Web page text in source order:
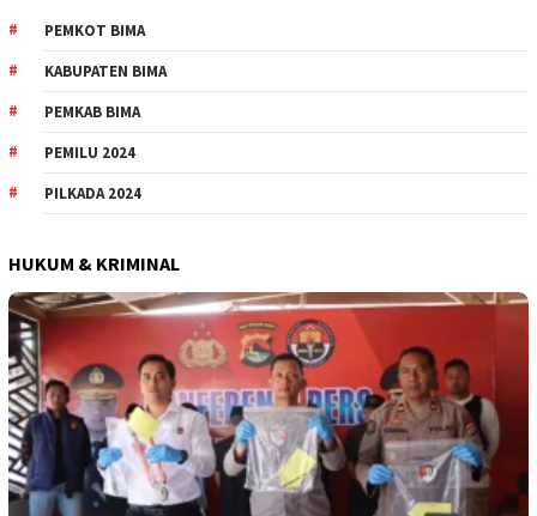
PEMKOT BIMA
KABUPATEN BIMA
PEMKAB BIMA
PEMILU 2024
PILKADA 2024
HUKUM & KRIMINAL